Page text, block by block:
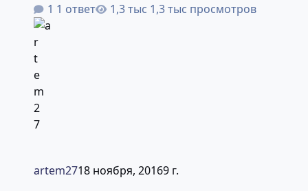
1 ответ
1,3 тыс просмотров
artem2718 ноября, 20169 г.